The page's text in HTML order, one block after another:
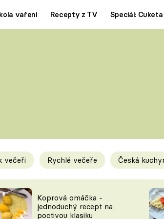
vaření Recepty z TV Speciál: Cuketa
a triky
KAM ZA JÍDLEM
večeři Rychlé večeře Česká
Koprová omáčka -
jednoduchý recept na
poctivou klasiku